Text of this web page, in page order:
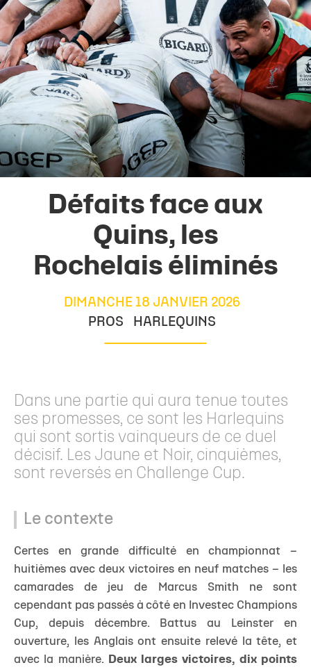
Défaits face aux
Quins, les
Rochelais éliminés
DIMANCHE 18 JANVIER 2026
PROS
HARLEQUINS
Dans une partie qui aura tenue toutes
ses promesses, ce sont les Harlequins
qui sont sortis vainqueurs de ce duel
décisif. Les Jaune et Noir, cinquièmes,
sont reversés en Challenge Cup.
Le contexte
Certes en grande difficulté en championnat –
huitièmes avec deux victoires en neuf matches – les
camarades de jeu de Marcus Smith ne sont
cependant pas passés à côté en Investec Champions
Cup, depuis décembre. Battus au Leinster en
ouverture, les Anglais ont ensuite relevé la tête, et
avec la manière. Deux larges victoires, dix points